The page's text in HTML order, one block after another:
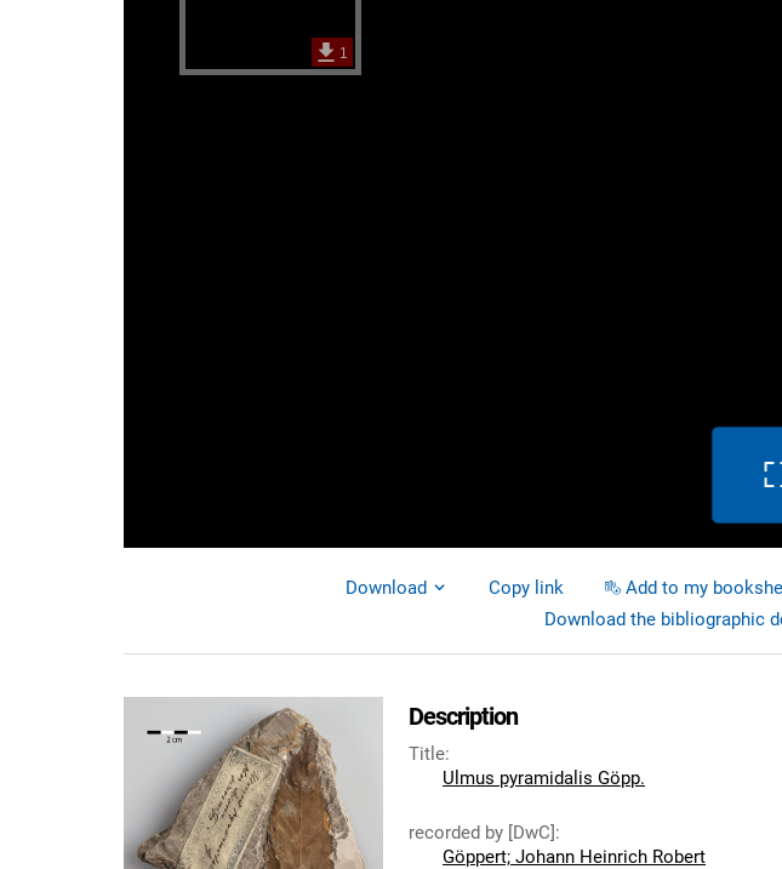
Download Copy link Add to my
Download the bibliographic
Description
Title:
Ulmus pyramidalis Göpp.
recorded by [DwC]:
Göppert; Johann Heinrich Robert